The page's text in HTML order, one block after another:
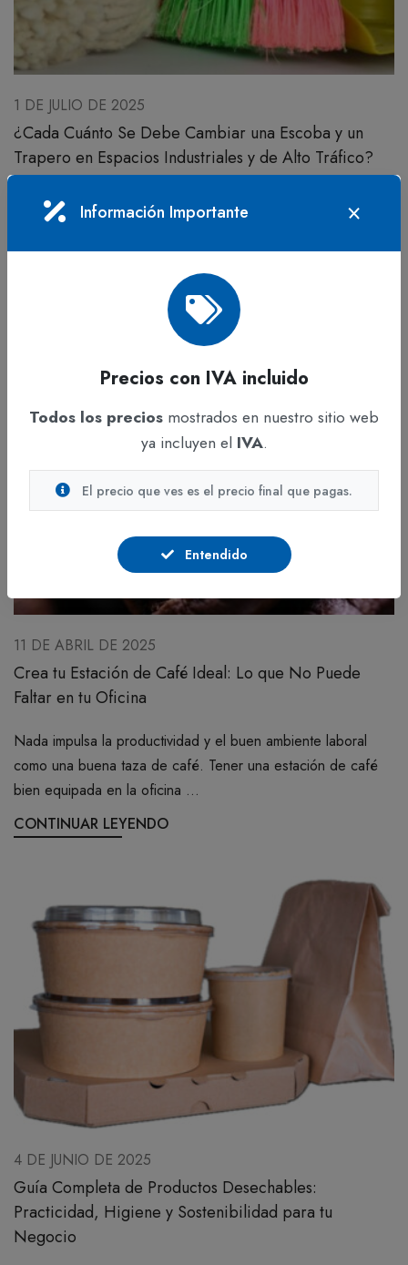
1 DE JULIO DE 2025
¿Cada Cuánto Se Debe Cambiar una Escoba y un
Trapero en Espacios Industriales y de Alto Tráfico?
¿Por Qué es Importante Reemplazar Escobas y Traperos
Regularmente? En espacios de alto tráfico,como industrias,
colegios, universidades, oficinas, entidades de salud, clubes
CONTINUAR LEYENDO
11 DE ABRIL DE 2025
Crea tu Estación de Café Ideal: Lo que No Puede
Faltar en tu Oficina
Nada impulsa la productividad y el buen ambiente laboral
como una buena taza de café. Tener una estación de café
bien equipada en la oficina ...
CONTINUAR LEYENDO
4 DE JUNIO DE 2025
Guía Completa de Productos Desechables:
Practicidad, Higiene y Sostenibilidad para tu
Negocio
Información Importante
Precios con IVA incluido
Todos los precios mostrados en nuestro sitio web
ya incluyen el IVA.
El precio que ves es el precio final que pagas.
Entendido